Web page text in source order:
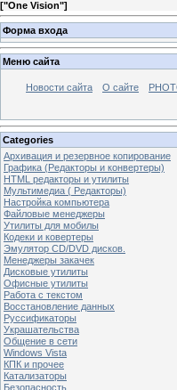
["One Vision"]
Форма входа
Меню сайта
Новости сайта О сайте
Categories
Архивация и резервное копирование
Графика (Редакторы и конвертеры)
HTML редакторы и утилиты
Мультимедиа ( Редакторы)
Настройка компьютера
Файловые менеджеры
Утилиты для мобилы
Кодеки и ковертеры
Эмулятор CD/DVD дисков.
Менеджеры закачек
Дисковые утилиты
Офисные утилиты
Работа с текстом
Восстановление данных
Руссификаторы
Украшательства
Общение в сети
Windows Vista
КПК и прочее
Катализаторы
Безопасность